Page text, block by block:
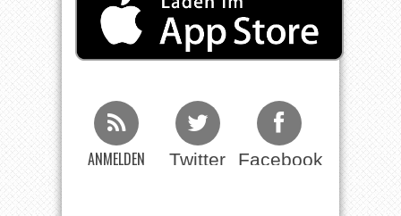
ANMELDEN Twitter Facebook